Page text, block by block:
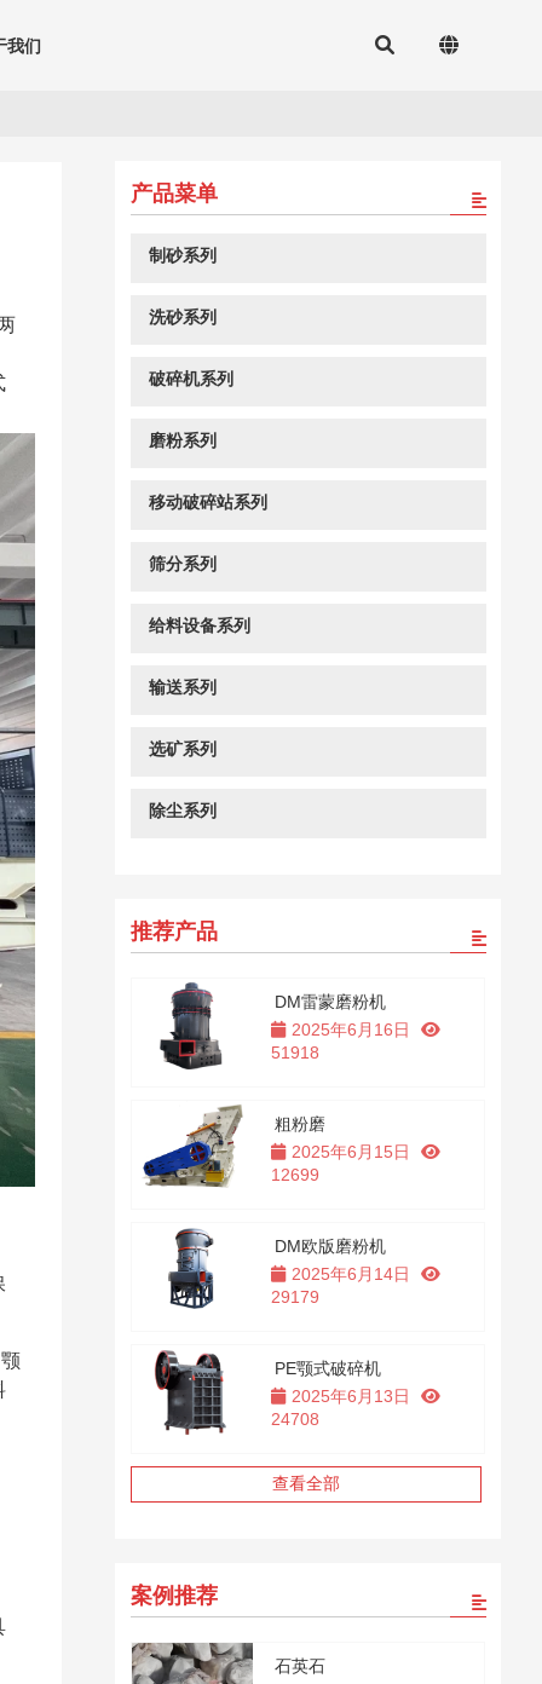
我们
产品菜单
制砂系列
洗砂系列
破碎机系列
磨粉系列
移动破碎站系列
筛分系列
给料设备系列
输送系列
选矿系列
除尘系列
推荐产品
DM雷蒙磨粉机
2025年6月16日
51918
粗粉磨
2025年6月15日
12699
DM欧版磨粉机
2025年6月14日
29179
PE颚式破碎机
2025年6月13日
24708
查看全部
案例推荐
石英石